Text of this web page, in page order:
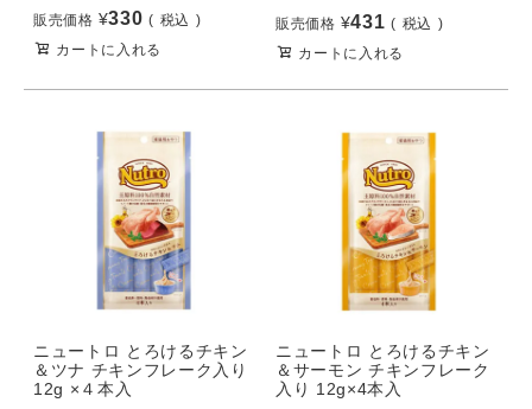
販売価格 ¥330
税込
カートに入れる
販売価格 ¥431
税込
カートに入れる
ニュートロ とろけるチキン
＆ツナ チキンフレーク入り
12g ×４本入
ニュートロ とろけるチキン
＆サーモン チキンフレーク
入り 12g×4本入